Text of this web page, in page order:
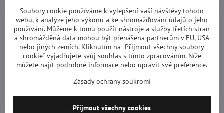
Velikost nádrže na vodu: 120ml
LED podsvícení: Ano, 7 barev
Obsah balení:
Kamera, usb kabel, napájecí adaptér, návod.
Skryté kamery
V ostatních přístrojích
WiFi kamery
Soubory cookie používáme k vylepšení vaší návštěvy tohoto
webu, k analýze jeho výkonu a ke shromažďování údajů o jeho
používání. Můžeme k tomu použít nástroje a služby třetích stran
a shromážděná data mohou být přenášena partnerům v EU, USA
nebo jiných zemích. Kliknutím na „Přijmout všechny soubory
cookie“ vyjadřujete svůj souhlas s tímto zpracováním. Níže
můžete najít podrobné informace nebo upravit své preference.
Zásady ochrany soukromí
Přijmout všechny cookies